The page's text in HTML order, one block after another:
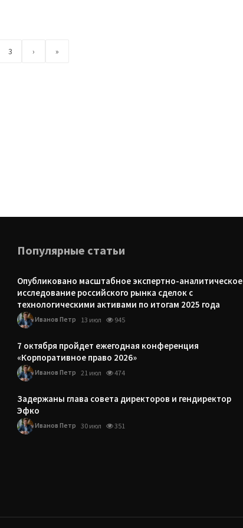
3 › »
Популярные статьи
Опубликовано масштабное экспертно-аналитическое
исследование российского рынка сделок с
технологическими активами по итогам 2025 года
Иванов Петр 13 июл 945
7 октября пройдет ежегодная конференция
«Корпоративное право 2026»
Иванов Петр 21 июл 474
Задержаны глава совета директоров и гендиректор
Эфко
Иванов Петр 30 июл 351